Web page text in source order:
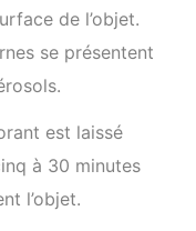
de l’objet.
se présentent
est laissé
à 30 minutes
l’objet.